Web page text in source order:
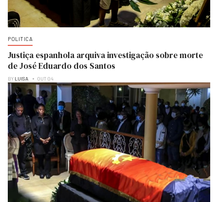
POLITICA
Justiça espanhola arquiva investigação sobre morte
de José Eduardo dos Santos
BY LUISA OUT 04